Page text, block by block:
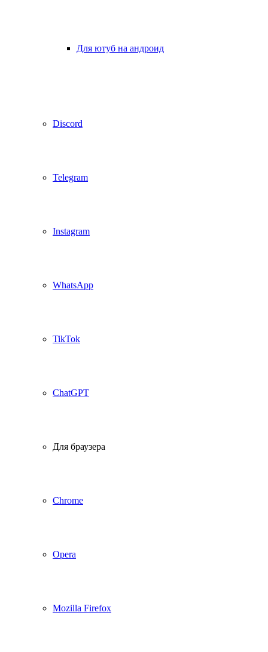
Для ютуб на андроид
Discord
Telegram
Instagram
WhatsApp
TikTok
ChatGPT
Для браузера
Chrome
Opera
Mozilla Firefox